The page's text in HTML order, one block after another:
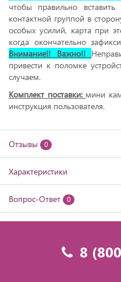
чтобы правильно
контактной группой в
особых усилий, карта при
когда окончательно
Внимание!! Важно!!
привести к поломке
случаем.
Комплект поставки: мини
инструкция пользователя.
Отзывы 0
Характеристики
Вопрос-Ответ 0
8